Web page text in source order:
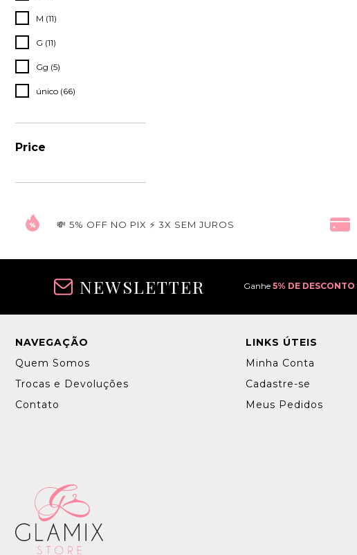
M (11)
G (11)
Gg (5)
único (66)
Price
💸 5% OFF NO PIX ⚡ 3X SEM JUROS
NEWSLETTER Ganhe 5% DE DESCONTO
NAVEGAÇÃO
Quem Somos
Trocas e Devoluções
Contato
LINKS ÚTEIS
Minha Conta
Cadastre-se
Meus Pedidos